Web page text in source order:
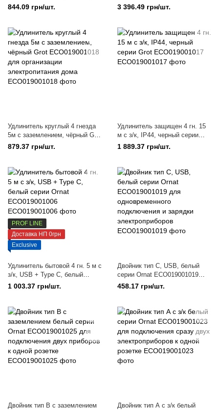
C, белый серии Ornat
ECO019001008 для
844.09 грн/шт.
фонарик, IP44, черный серии
Grot ECO019001016
3 396.49 грн/шт.
Удлинитель круглый 4 гнезда
5м с заземлением, чёрный Grot
ECO019001018 для
организации электропитания
879.37 грн/шт.
Удлинитель защищен 4 гн. 15
м с з/к, ІР44, черный серии
Grot ECO019001017
1 889.37 грн/шт.
PROF LINE
Доставка НП 0грн
Exclusive
Удлинитель бытовой 4 гн. 5 м с
з/к, USB + Type C, белый
серии Ornat ECO019001006
1 003.37 грн/шт.
Двойник тип С, USB, белый
серии Ornat ECO019001019
для одновременного
подключения и зарядки
458.17 грн/шт.
Двойник тип В с заземлением
Двойник тип А с з/к белый